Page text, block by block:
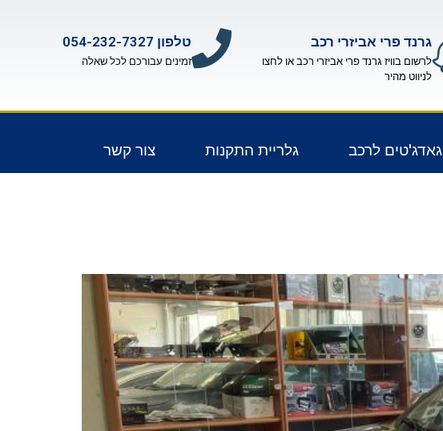
גרנד פרי אביזרי רכב
לרשום בוויז גרנד פרי אביזרי רכב או לחצו
לניווט מהיר
טלפון 054-232-7327
זמינים עבורכם לכל שאלה
גאדג'טים לרכב גלריית התקנות צור קשר